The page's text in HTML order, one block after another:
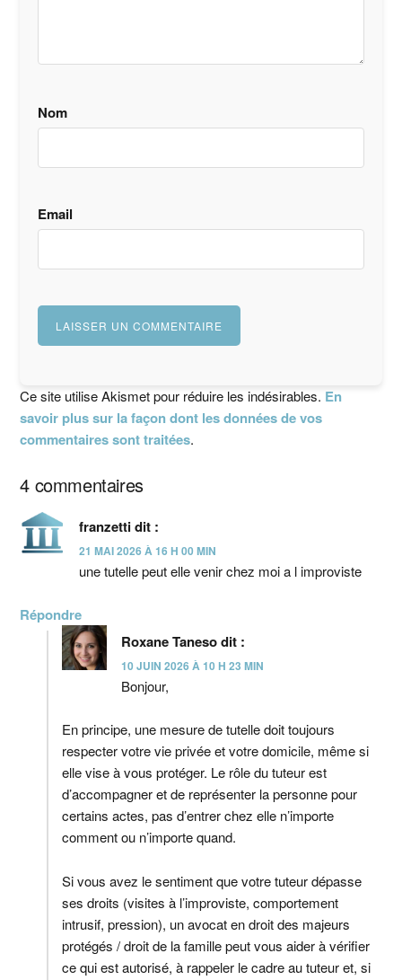
Nom
Email
Ce site utilise Akismet pour réduire les indésirables. En
savoir plus sur la façon dont les données de vos
commentaires sont traitées.
4 commentaires
franzettidit :
21 MAI 2026 À 16 H 00 MIN
une tutelle peut elle venir chez moi a l improviste
Répondre
Roxane Tanesodit :
10 JUIN 2026 À 10 H 23 MIN
Bonjour,
En principe, une mesure de tutelle doit toujours
respecter votre vie privée et votre domicile, même si
elle vise à vous protéger. Le rôle du tuteur est
d’accompagner et de représenter la personne pour
certains actes, pas d’entrer chez elle n’importe
comment ou n’importe quand.
Si vous avez le sentiment que votre tuteur dépasse
ses droits (visites à l’improviste, comportement
intrusif, pression), un avocat en droit des majeurs
protégés / droit de la famille peut vous aider à vérifier
ce qui est autorisé, à rappeler le cadre au tuteur et, si